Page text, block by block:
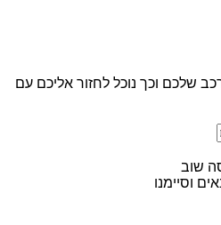
שלכם וכך נוכל לחזור אליכם עם
שוב
וסיימנו